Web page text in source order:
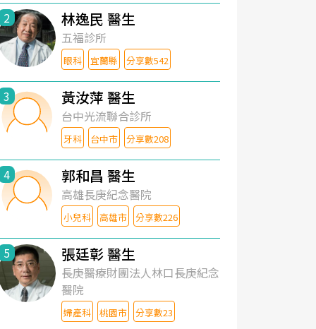
2 林逸民 醫生
五福診所
眼科 宜蘭縣 分享數542
3 黃汝萍 醫生
台中光流聯合診所
牙科 台中市 分享數208
4 郭和昌 醫生
高雄長庚紀念醫院
小兒科 高雄市 分享數226
5 張廷彰 醫生
長庚醫療財團法人林口長庚紀念
醫院
婦產科 桃園市 分享數23